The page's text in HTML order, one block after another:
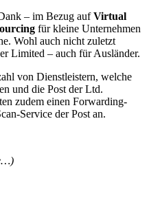
– im Bezug aufVirtual
für kleine Unternehmen
Wohl auch nicht zuletzt
Limited – auch für Ausländer.
von Dienstleistern, welche
und die Post der Ltd.
zudem einen Forwarding-
Service der Post an.